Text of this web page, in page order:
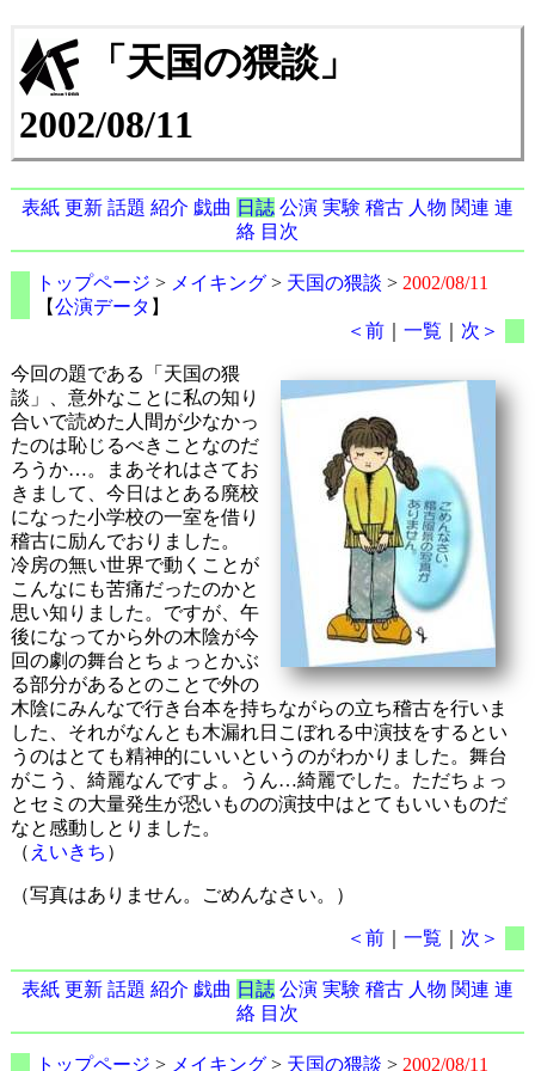
「天国の猥談」
2002/08/11
表紙 更新 話題 紹介 戯曲 日誌 公演 実験 稽古 人物 関連 連
絡 目次
トップページ > メイキング> 天国の猥談 > 2002/08/11
【公演データ 】
＜前 ｜一覧 次＞
今回の題である「天国の猥
談」、意外なことに私の知り
合いで読めた人間が少なかっ
たのは恥じるべきことなのだ
ろうか…。まあそれはさてお
きまして、今日はとある廃校
になった小学校の一室を借り
稽古に励んでおりました。
冷房の無い世界で動くことが
こんなにも苦痛だったのかと
思い知りました。ですが、午
後になってから外の木陰が今
回の劇の舞台とちょっとかぶ
る部分があるとのことで外の
木陰にみんなで行き台本を持ちながらの立ち稽古を行いま
した、それがなんとも木漏れ日こぼれる中演技をするとい
うのはとても精神的にいいというのがわかりました。舞台
がこう、綺麗なんですよ。うん…綺麗でした。ただちょっ
とセミの大量発生が恐いものの演技中はとてもいいものだ
なと感動しとりました。
（ えいきち ）
（写真はありません。ごめんなさい。）
＜前 ｜一覧 次＞
表紙 更新 話題 紹介 戯曲 日誌 公演 実験 稽古 人物 関連 連
絡 目次
トップページ > メイキング> 天国の猥談 > 2002/08/11